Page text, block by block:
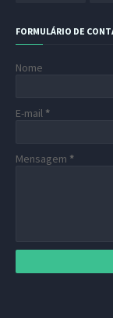
FORMULÁRIO DE
Nome
E-mail *
Mensagem *